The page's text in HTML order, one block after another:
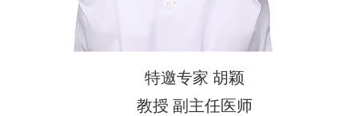
特邀专家 胡颖
教授 副主任医师